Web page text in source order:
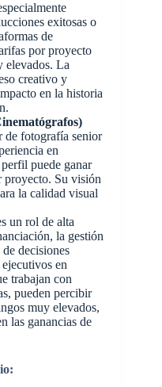
exitosas o
de
por proyecto
elevados. La
creativo y
en la historia
de fotografía senior
en
puede ganar
proyecto. Su visión
la calidad visual
un rol de alta
la gestión
decisiones
en
trabajan con
pueden percibir
muy elevados,
las ganancias de